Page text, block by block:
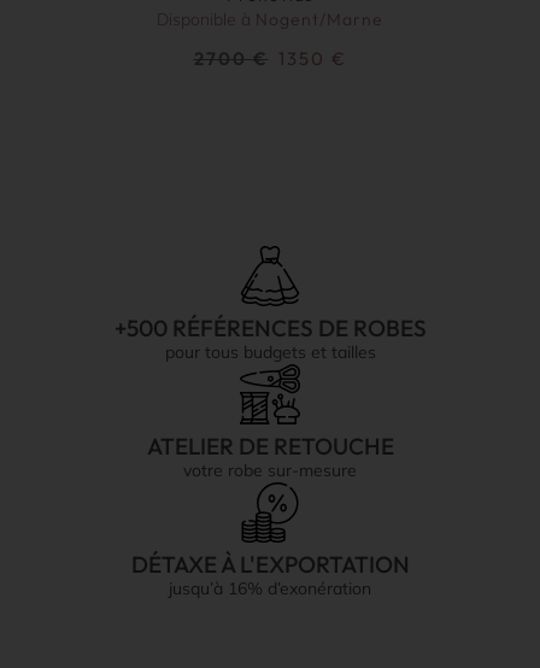
Disponible à Nogent/Marne
2700€ 1350 €
+500 RÉFÉRENCES DE ROBES
pour tous budgets et tailles
ATELIER DE RETOUCHE
votre robe sur-mesure
DÉTAXE À L'EXPORTATION
jusqu’à 16% d’exonération